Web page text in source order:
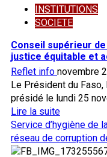
le
procès
en
fin
de
rôle
de
paix,
les
Burkinabè
Bénin
contribuent
à
hauteur
de
5
INSTITUTIONS
SOCIETE
Conseil supérieur
justice équitable et
Reflet info novembre
Le Président du Faso,
présidé le lundi 25
Lire la suiteEn
savoir
plus
sur
Service d’hygiène de
réseau de corruption